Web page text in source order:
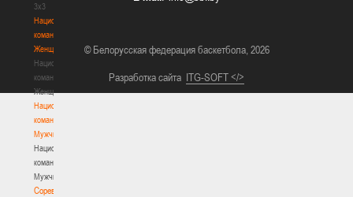
3х3
Национальная
команда.
Женщины
Национальная
команда.
Женщины
Национальная
команда.
Мужчины
Национальная
команда.
Мужчины
Соревнования
© Белорусская федерация баскетбола, 2026
Разработка сайта ITG-SOFT </>